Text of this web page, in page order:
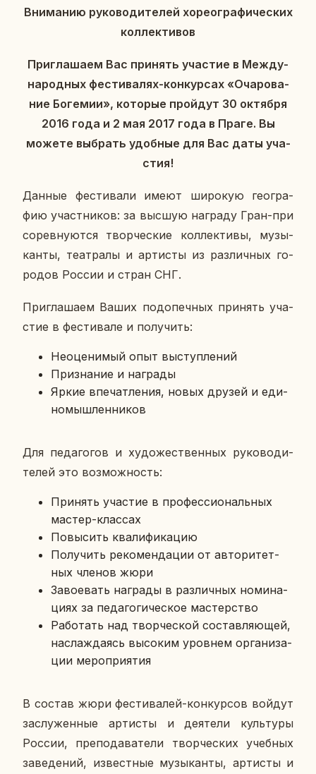
Вни­ма­нию ру­ко­во­ди­те­лей хо­рео­гра­фи­че­ских
кол­лек­ти­вов
При­гла­ша­ем Вас при­нять уча­стие в Меж­ду­
на­род­ных фе­сти­ва­лях-кон­кур­сах «Оча­ро­ва­
ние Бо­ге­мии», ко­то­рые прой­дут 30 ок­тяб­ря
2016 года и 2 мая 2017 года в Праге. Вы
можете вы­брать удоб­ные для Вас даты уча­
стия!
Данные фе­сти­ва­ли имеют ши­ро­кую гео­гра­
фию участ­ни­ков: за высшую на­гра­ду Гран-при
со­рев­ну­ют­ся твор­че­ские кол­лек­ти­вы, му­зы­
кан­ты, те­ат­ра­лы и ар­ти­сты из раз­лич­ных го­
ро­дов России и стран СНГ.
При­гла­ша­ем Ваших под­опеч­ных при­нять уча­
стие в фе­сти­ва­ле и по­лу­чить:
Неоце­ни­мый опыт вы­ступ­ле­ний
При­зна­ние и на­гра­ды
Яркие впе­чат­ле­ния, новых друзей и еди­
но­мыш­лен­ни­ков
Для пе­да­го­гов и ху­до­же­ствен­ных ру­ко­во­ди­
те­лей это воз­мож­ность:
При­нять уча­стие в про­фес­си­о­наль­ных
мастер-клас­сах
По­вы­сить ква­ли­фи­ка­цию
По­лу­чить ре­ко­мен­да­ции от ав­то­ри­тет­
ных членов жюри
За­во­е­вать на­гра­ды в раз­лич­ных но­ми­на­
ци­ях за пе­да­го­ги­че­ское ма­стер­ство
Ра­бо­тать над твор­че­ской со­став­ля­ю­щей,
на­сла­жда­ясь вы­со­ким уров­нем ор­га­ни­за­
ции ме­ро­при­я­тия
В состав жюри фе­сти­ва­лей-кон­кур­сов войдут
за­слу­жен­ные ар­ти­сты и де­я­те­ли куль­ту­ры
России, пре­по­да­ва­те­ли твор­че­ских учеб­ных
за­ве­де­ний, из­вест­ные му­зы­кан­ты, ар­ти­сты и